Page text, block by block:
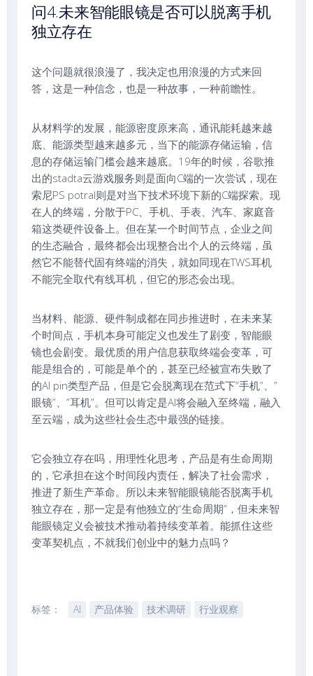
问4.未来智能眼镜是否可以脱离手机
独立存在
这个问题就很浪漫了，我决定也用浪漫的方式来回
答，这是一种信念，也是一种故事，一种前瞻性。
从材料学的发展，能源密度原来高，通讯能耗越来越
底、能源类型越来越多元，当下的能源存储运输，信
息的存储运输门槛会越来越底。19年的时候，谷歌推
出的stadta云游戏服务则是面向C端的一次尝试，现在
索尼PS potral则是对当下技术环境下新的C端探索。现
在人的终端，分散于PC、手机、手表、汽车、家庭音
箱这类硬件设备上。但在某一个时间节点，企业之间
的生态融合，最终都会出现整合出个人的云终端，虽
然它不能替代固有终端的消失，就如同现在TWS耳机
不能完全取代有线耳机，但它的形态会出现。
当材料、能源、硬件制成都在同步推进时，在未来某
个时间点，手机本身可能定义也发生了剧变，智能眼
镜也会剧变。最优质的用户信息获取终端会变革，可
能是组合的，可能是单个的，甚至已经被宣布失败了
的AI pin类型产品，但是它会脱离现在范式下”手机”、”
眼镜”、”耳机”。但可以肯定是AI将会融入至终端，融入
至云端，成为这些社会生态中最强的链接。
它会独立存在吗，用理性化思考，产品是有生命周期
的，它承担在这个时间段内责任，解决了社会需求，
推进了新生产革命。所以未来智能眼镜能否脱离手机
独立存在，那一定是有他独立的“生命周期”，但未来智
能眼镜定义会被技术推动着持续变革着。能抓住这些
变革契机点，不就我们创业中的魅力点吗？
标签： AI 产品体验 技术调研 行业观察